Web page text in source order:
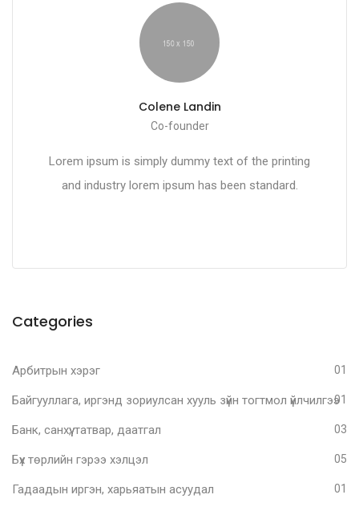
Colene Landin
Co-founder
Lorem ipsum is simply dummy text of the printing
and industry lorem ipsum has been standard.
Categories
Арбитрын хэрэг 01
Байгууллага, иргэнд зориулсан хууль зүйн тогтмол үйлчилгээ01
Банк, санхүү, татвар, даатгал 03
Бүх төрлийн гэрээ хэлцэл 05
Гадаадын иргэн, харьяатын асуудал 01